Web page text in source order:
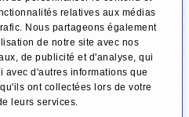
relatives aux médias
Nous partageons également
de notre site avec nos
de publicité et d'analyse, qui
avec d'autres informations que
ont collectées lors de votre
leurs services.
de la maladie, on
mouvements, une
musculaire et une
en position debout.
en dopamine dans le